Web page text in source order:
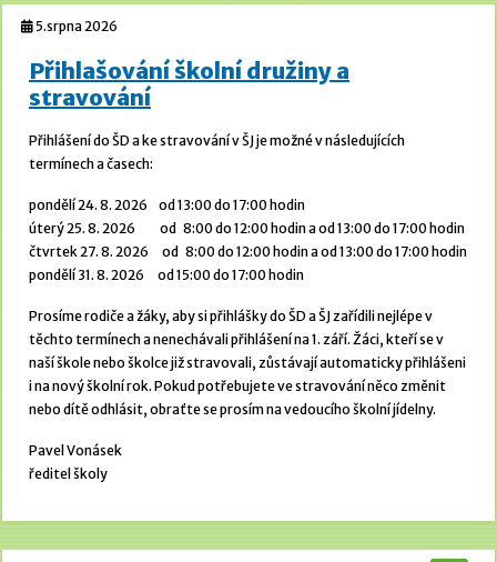
5.srpna 2026
Přihlašování školní družiny a
stravování
Přihlášení do ŠD a ke stravování v ŠJ je možné v následujících
termínech a časech:
pondělí 24. 8. 2026 od 13:00 do 17:00 hodin
úterý 25. 8. 2026 od 8:00 do 12:00 hodin a od 13:00 do 17:00 hodin
čtvrtek 27. 8. 2026 od 8:00 do 12:00 hodin a od 13:00 do 17:00 hodin
pondělí 31. 8. 2026 od 15:00 do 17:00 hodin
Prosíme rodiče a žáky, aby si přihlášky do ŠD a ŠJ zařídili nejlépe v
těchto termínech a nenechávali přihlášení na 1. září. Žáci, kteří se v
naší škole nebo školce již stravovali, zůstávají automaticky přihlášeni
i na nový školní rok. Pokud potřebujete ve stravování něco změnit
nebo dítě odhlásit, obraťte se prosím na vedoucího školní jídelny.
Pavel Vonásek
ředitel školy